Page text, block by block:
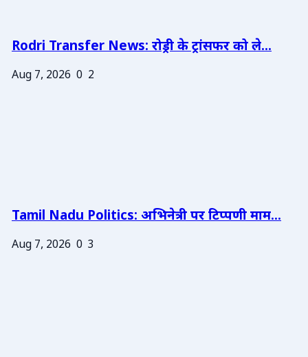
Rodri Transfer News: रोड्री के ट्रांसफर को ले...
Aug 7, 2026 0 2
Tamil Nadu Politics: अभिनेत्री पर टिप्पणी माम...
Aug 7, 2026 0 3